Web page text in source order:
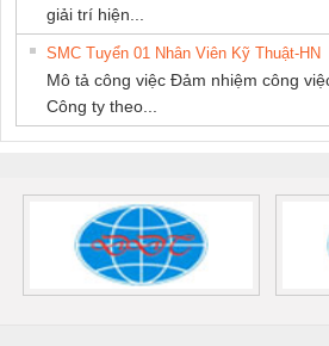
giải trí hiện...
SMC Tuyển 01 Nhân Viên Kỹ Thuật-HN
Mô tả công việc Đảm nhiệm công
Công ty theo...